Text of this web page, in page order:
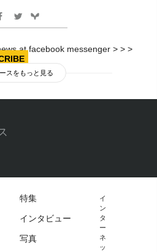
at facebook messenger > > >
スをもっと見る
特集
インタビュー
写真
イ
ン
タ
ー
ネ
ッ